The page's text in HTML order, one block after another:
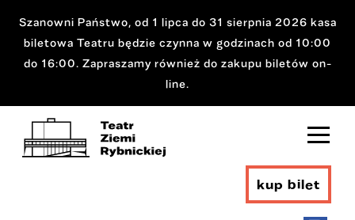
Szanowni Państwo, od 1 lipca do 31 sierpnia 2026 kasa
biletowa Teatru będzie czynna w godzinach od 10:00
do 16:00. Zapraszamy również do zakupu biletów on-
line.
kup bilet